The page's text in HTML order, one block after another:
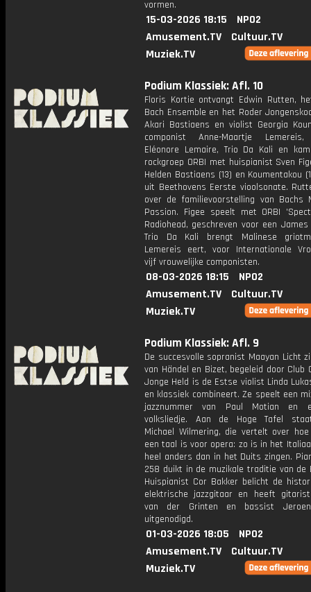
vormen.
15-03-2026 18:15
NPO2
Amusement.TV
Cultuur.TV
Muziek.TV
Podium Klassiek: Afl. 10
Floris Kortie ontvangt Edwin Rutten,
Bach Ensemble en het Roder
Akari Bastiaens en violist Georgia
componist Anne-Maartje
Eléonore Lemaire, Trio Da Kali en
rockgroep ORBI met huispianist Sven
Helden Bastiaens (13) en Koumentakou
uit Beethovens Eerste vioolsonate.
over de familievoorstelling van Bachs
Passion. Figee speelt met ORBI
Radiohead, geschreven voor een
Trio Da Kali brengt Malinese
Lemereis eert, voor Internationale
vijf vrouwelijke componisten.
08-03-2026 18:15
NPO2
Amusement.TV
Cultuur.TV
Muziek.TV
Podium Klassiek: Afl. 9
De succesvolle sopranist Maayan Licht
van Händel en Bizet, begeleid door Club
Jonge Held is de Estse violist Linda
en klassiek combineert. Ze speelt een
jazznummer van Paul Motian en
volksliedje. Aan de Hoge Tafel
Michael Wilmering, die vertelt over hoe
een taal is voor opera: zo is in het
heel anders dan in het Duits zingen.
258 duikt in de muzikale traditie van de
Huispianist Cor Bakker belicht de
elektrische jazzgitaar en heeft
van der Grinten en bassist
uitgenodigd.
01-03-2026 18:05
NPO2
Amusement.TV
Cultuur.TV
Muziek.TV